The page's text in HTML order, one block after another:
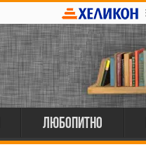
Любопитно